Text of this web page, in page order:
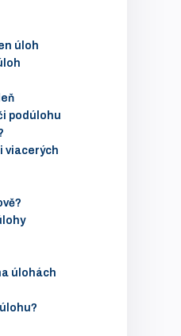
úloh
podúlohu
viacerých
úlohách